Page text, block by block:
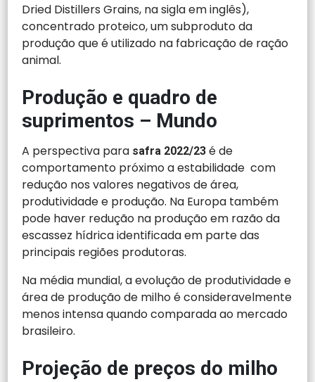
Dried Distillers Grains, na sigla em inglês),
concentrado proteico, um subproduto da
produção que é utilizado na fabricação de ração
animal.
Produção e quadro de
suprimentos – Mundo
A perspectiva para safra 2022/23 é de
comportamento próximo a estabilidade com
redução nos valores negativos de área,
produtividade e produção. Na Europa também
pode haver redução na produção em razão da
escassez hídrica identificada em parte das
principais regiões produtoras.
Na média mundial, a evolução de produtividade e
área de produção de milho é consideravelmente
menos intensa quando comparada ao mercado
brasileiro.
Projeção de preços do milho